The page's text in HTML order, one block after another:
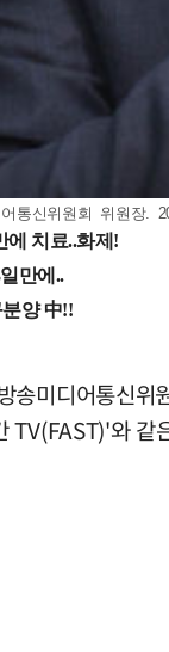
통신위원회 위원장.
송미디어통신
TV(FAST)'와